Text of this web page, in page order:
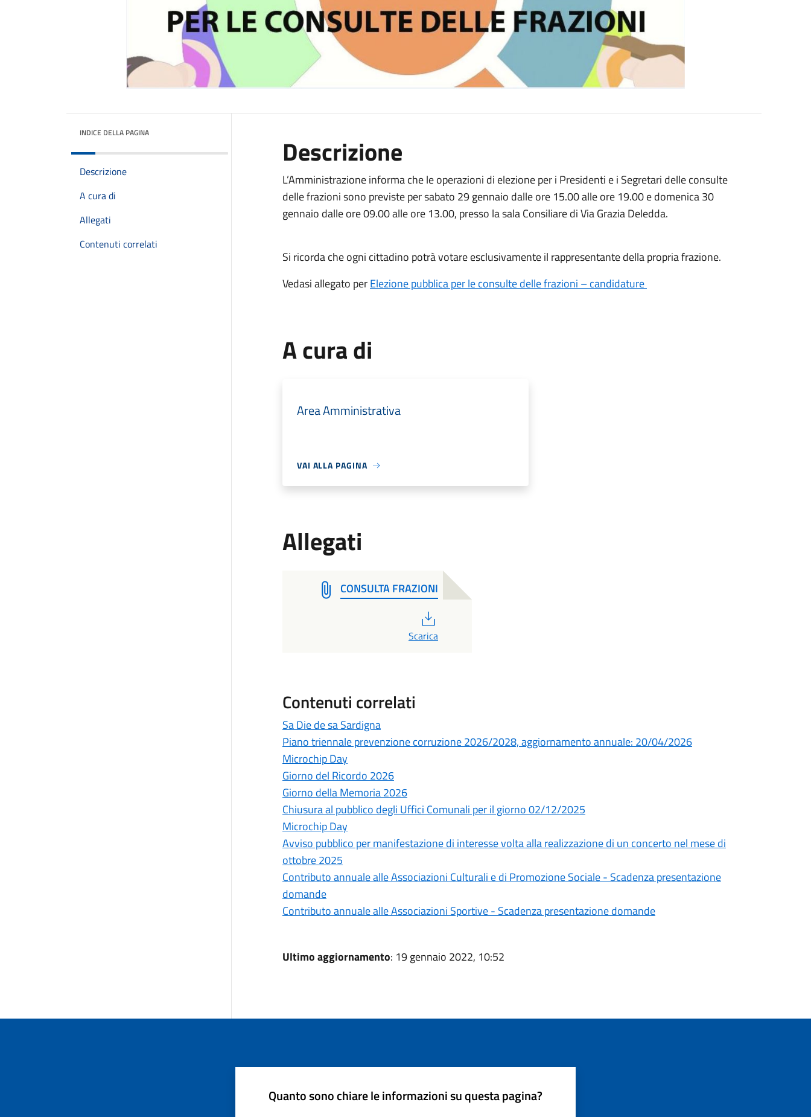
INDICE DELLA PAGINA
Descrizione
A cura di
Allegati
Contenuti correlati
Descrizione
L’Amministrazione informa che le operazioni di elezione per i Presidenti e i Segretari delle consulte
delle frazioni sono previste per sabato 29 gennaio dalle ore 15.00 alle ore 19.00 e domenica 30
gennaio dalle ore 09.00 alle ore 13.00, presso la sala Consiliare di Via Grazia Deledda.
Si ricorda che ogni cittadino potrà votare esclusivamente il rappresentante della propria frazione.
Vedasi allegato perElezione pubblica per le consulte delle frazioni – candidature
A cura di
Area Amministrativa
VAI ALLA PAGINA
Allegati
CONSULTA FRAZIONI
Scarica
Contenuti correlati
Sa Die de sa Sardigna
Piano triennale prevenzione corruzione 2026/2028, aggiornamento annuale: 20/04/2026
Microchip Day
Giorno del Ricordo 2026
Giorno della Memoria 2026
Chiusura al pubblico degli Uffici Comunali per il giorno 02/12/2025
Microchip Day
Avviso pubblico per manifestazione di interesse volta alla realizzazione di un concerto nel mese di
ottobre 2025
Contributo annuale alle Associazioni Culturali e di Promozione Sociale - Scadenza presentazione
domande
Contributo annuale alle Associazioni Sportive - Scadenza presentazione domande
Ultimo aggiornamento: 19 gennaio 2022, 10:52
Quanto sono chiare le informazioni su questa pagina?